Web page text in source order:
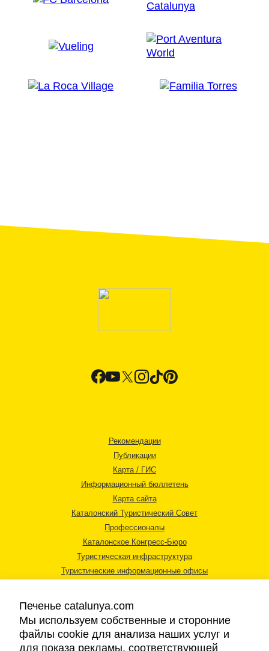
Рекомендации
Публикации
Карта / ГИС
Информационный бюллетень
Карта сайта
Каталонский Туристический Совет
Профессионалы
Каталонское Конгресс-Бюро
Туристическая инфраструктура
Туристические информационные офисы
Печенье catalunya.com
Мы используем собственные и сторонние
файлы cookie для анализа наших услуг и
для показа рекламы, соответствующей